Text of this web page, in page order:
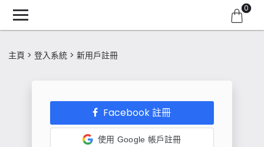
0
主頁 登入系統 新用戶註冊
Facebook 註冊
使用 Google 帳戶註冊